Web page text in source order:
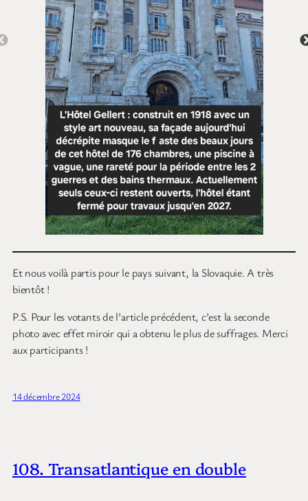
Et nous voilà partis pour le pays suivant, la Slovaquie. A très
bientôt !
P.S. Pour les votants de l’article précédent, c’est la seconde
photo avec effet miroir qui a obtenu le plus de suffrages. Merci
aux participants !
14 décembre 2024
108. Transatlantique en double